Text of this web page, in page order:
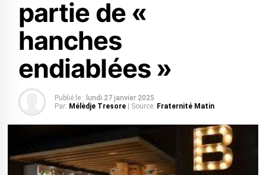
partie de «
hanches
endiablées »
Publié le : lundi 27 janvier 2025
Par: Mélèdje Tresore | Source: Fraternité Matin